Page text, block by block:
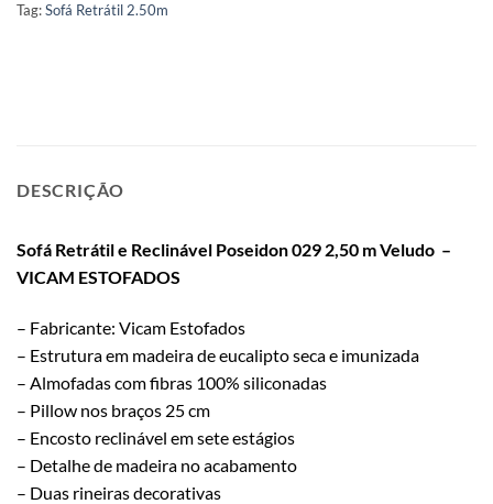
Tag:Sofá Retrátil 2.50m
DESCRIÇÃO
Sofá Retrátil e Reclinável Poseidon 029 2,50 m Veludo –
VICAM ESTOFADOS
– Fabricante: Vicam Estofados
– Estrutura em madeira de eucalipto seca e imunizada
– Almofadas com fibras 100% siliconadas
– Pillow nos braços 25 cm
– Encosto reclinável em sete estágios
– Detalhe de madeira no acabamento
– Duas rineiras decorativas